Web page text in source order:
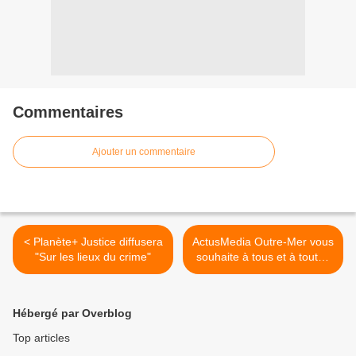
Commentaires
Ajouter un commentaire
< Planète+ Justice diffusera
"Sur les lieux du crime"
ActusMedia Outre-Mer vous
souhaite à tous et à toutes
de très bonnes fêtes de fin
Hébergé par Overblog
Top articles